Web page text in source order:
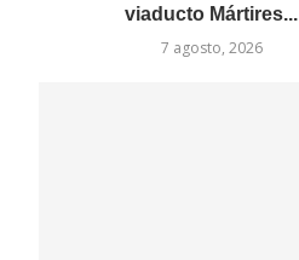
viaducto Mártires...
7 agosto, 2026